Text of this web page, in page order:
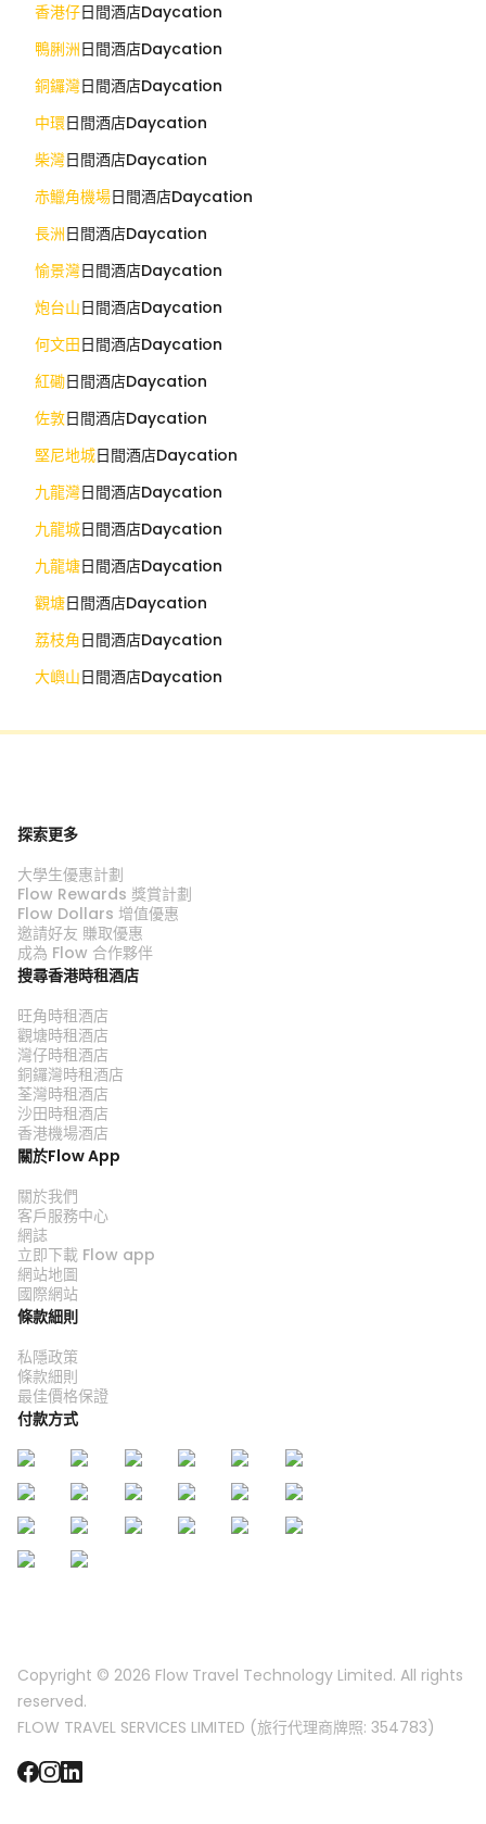
香港仔日間酒店Daycation
鴨脷洲日間酒店Daycation
銅鑼灣日間酒店Daycation
中環日間酒店Daycation
柴灣日間酒店Daycation
赤鱲角機場日間酒店Daycation
長洲日間酒店Daycation
愉景灣日間酒店Daycation
炮台山日間酒店Daycation
何文田日間酒店Daycation
紅磡日間酒店Daycation
佐敦日間酒店Daycation
堅尼地城日間酒店Daycation
九龍灣日間酒店Daycation
九龍城日間酒店Daycation
九龍塘日間酒店Daycation
觀塘日間酒店Daycation
荔枝角日間酒店Daycation
大嶼山日間酒店Daycation
探索更多
大學生優惠計劃
Flow Rewards 獎賞計劃
Flow Dollars 增值優惠
邀請好友 賺取優惠
成為 Flow 合作夥伴
搜尋香港時租酒店
旺角時租酒店
觀塘時租酒店
灣仔時租酒店
銅鑼灣時租酒店
荃灣時租酒店
沙田時租酒店
香港機場酒店
關於Flow App
關於我們
客戶服務中心
網誌
立即下載 Flow app
網站地圖
國際網站
條款細則
私隱政策
條款細則
最佳價格保證
付款方式
Copyright © 2026 Flow Travel Technology Limited. All rights
reserved.
FLOW TRAVEL SERVICES LIMITED (旅行代理商牌照: 354783)